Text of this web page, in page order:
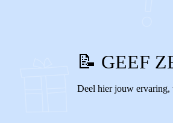
📝 GEEF
Deel hier jouw ervaring,